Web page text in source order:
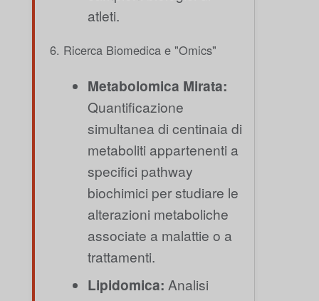
atleti.
6. Ricerca Biomedica e "Omics"
Metabolomica Mirata:
Quantificazione
simultanea di centinaia di
metaboliti appartenenti a
specifici pathway
biochimici per studiare le
alterazioni metaboliche
associate a malattie o a
trattamenti.
Lipidomica: Analisi